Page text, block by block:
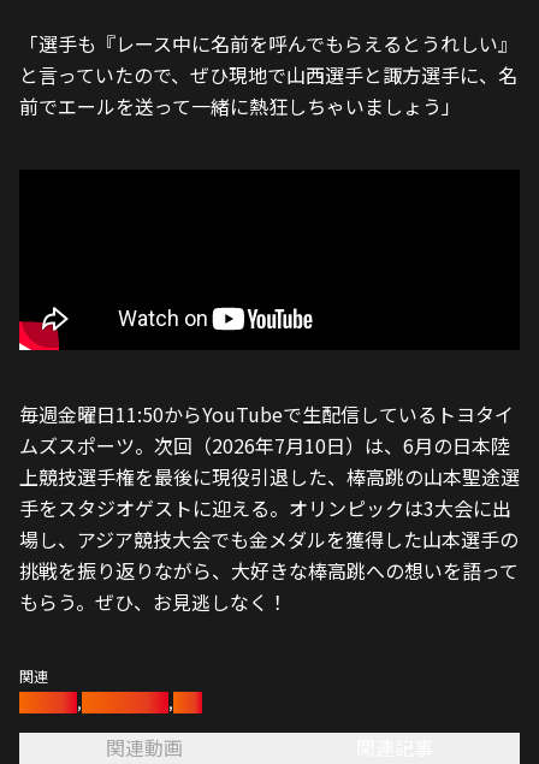
「選手も『レース中に名前を呼んでもらえるとうれしい』
と言っていたので、ぜひ現地で山西選手と諏方選手に、名
前でエールを送って一緒に熱狂しちゃいましょう」
毎週金曜日11:50からYouTubeで生配信しているトヨタイ
ムズスポーツ。次回（2026年7月10日）は、6月の日本陸
上競技選手権を最後に現役引退した、棒高跳の山本聖途選
手をスタジオゲストに迎える。オリンピックは3大会に出
場し、アジア競技大会でも金メダルを獲得した山本選手の
挑戦を振り返りながら、大好きな棒高跳への想いを語って
もらう。ぜひ、お見逃しなく！
関連
, ,
関連動画